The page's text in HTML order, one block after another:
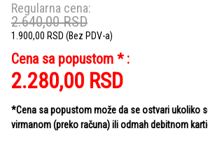
Regularna cena:
2.640,00RSD
1.900,00 RSD (Bez PDV-a)
Cena sa popustom * :
2.280,00 RSD
*Cena sa popustom može da se ostvari ukoliko
virmanom (preko računa) ili odmah debitnom